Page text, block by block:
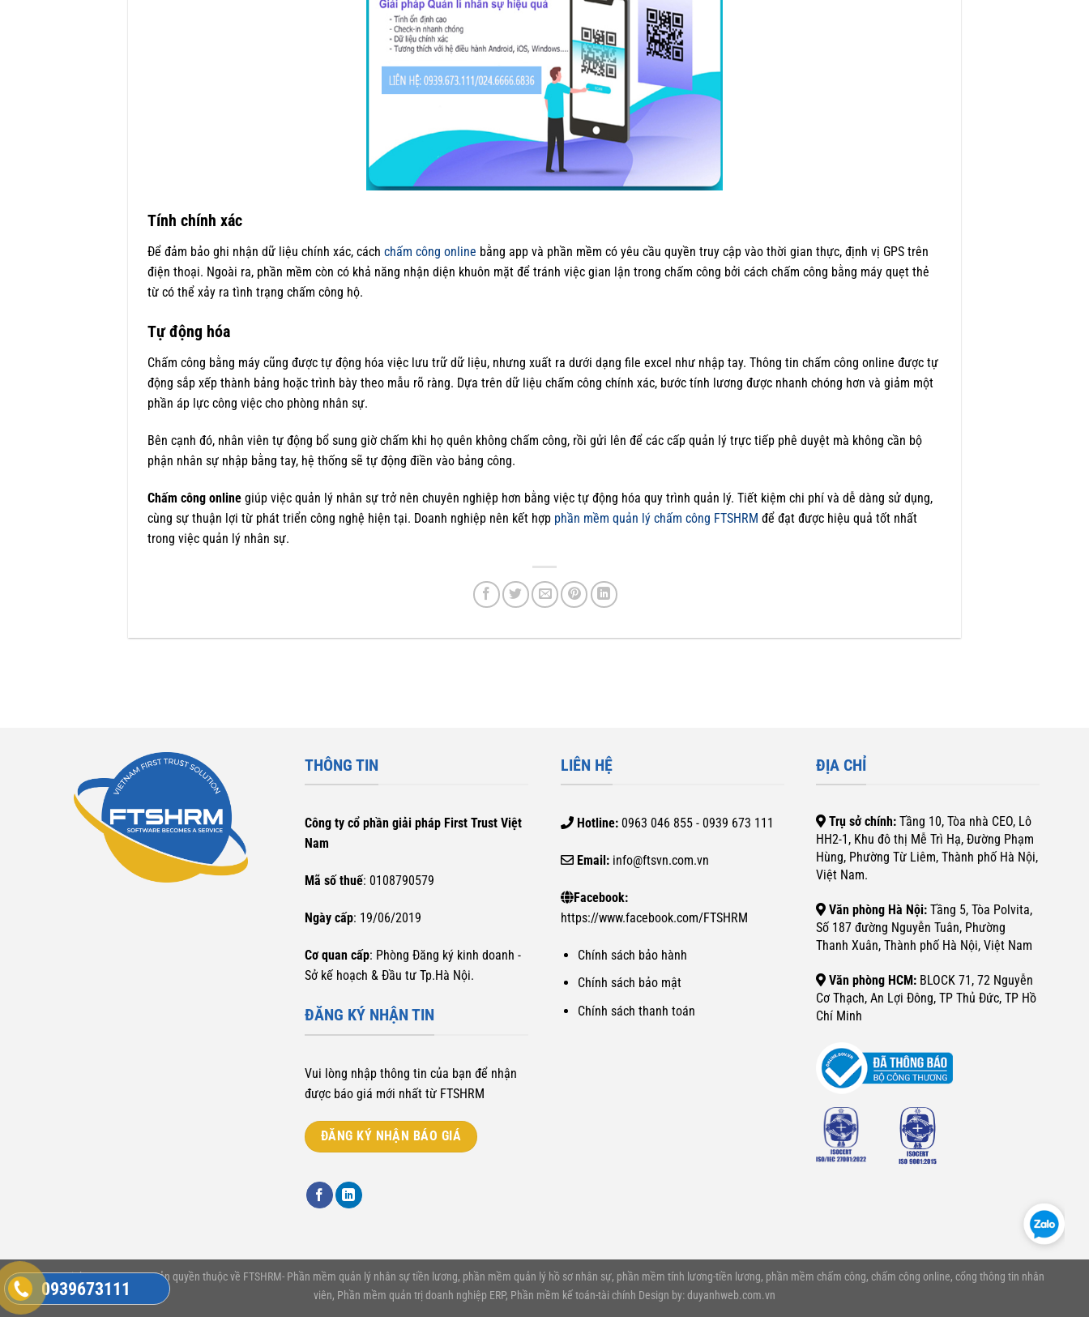
0939673111
Tính chính xác
Để đảm bảo ghi nhận dữ liệu chính xác, cách chấm công online bằng app và phần mềm có yêu cầu quyền truy cập vào thời gian thực, định vị GPS trên
điện thoại. Ngoài ra, phần mềm còn có khả năng nhận diện khuôn mặt để tránh việc gian lận trong chấm công bởi cách chấm công bằng máy quẹt thẻ
từ có thể xảy ra tình trạng chấm công hộ.
Tự động hóa
Chấm công bằng máy cũng được tự động hóa việc lưu trữ dữ liệu, nhưng xuất ra dưới dạng file excel như nhập tay. Thông tin chấm công online được tự
động sắp xếp thành bảng hoặc trình bày theo mẫu rõ ràng. Dựa trên dữ liệu chấm công chính xác, bước tính lương được nhanh chóng hơn và giảm một
phần áp lực công việc cho phòng nhân sự.
Bên cạnh đó, nhân viên tự động bổ sung giờ chấm khi họ quên không chấm công, rồi gửi lên để các cấp quản lý trực tiếp phê duyệt mà không cần bộ
phận nhân sự nhập bằng tay, hệ thống sẽ tự động điền vào bảng công.
Chấm công onlinegiúp việc quản lý nhân sự trở nên chuyên nghiệp hơn bằng việc tự động hóa quy trình quản lý. Tiết kiệm chi phí và dễ dàng sử dụng,
cùng sự thuận lợi từ phát triển công nghệ hiện tại. Doanh nghiệp nên kết hợp phần mềm quản lý chấm công FTSHRM để đạt được hiệu quả tốt nhất
trong việc quản lý nhân sự.
THÔNG TIN
Công ty cổ phần giải pháp First Trust Việt
Nam
Mã số thuế: 0108790579
Ngày cấp: 19/06/2019
Cơ quan cấp: Phòng Đăng ký kinh doanh -
Sở kế hoạch & Đầu tư Tp.Hà Nội.
ĐĂNG KÝ NHẬN TIN
Vui lòng nhập thông tin của bạn để nhận
được báo giá mới nhất từ FTSHRM
ĐĂNG KÝ NHẬN BÁO GIÁ
LIÊN HỆ
Hotline:0963 046 855 - 0939 673 111
Email: info@ftsvn.com.vn
Facebook:
https://www.facebook.com/FTSHRM
Chính sách bảo hành
Chính sách bảo mật
Chính sách thanh toán
ĐỊA CHỈ
Trụ sở chính:Tầng 10, Tòa nhà CEO, Lô
HH2-1, Khu đô thị Mễ Trì Hạ, Đường Phạm
Hùng, Phường Từ Liêm, Thành phố Hà Nội,
Việt Nam.
Văn phòng Hà Nội:Tầng 5, Tòa Polvita,
Số 187 đường Nguyễn Tuân, Phường
Thanh Xuân, Thành phố Hà Nội, Việt Nam
Văn phòng HCM: BLOCK 71, 72 Nguyễn
Cơ Thạch, An Lợi Đông, TP Thủ Đức, TP Hồ
Chí Minh
Copyright © 2012-2020 Bản quyền thuộc về FTSHRM- Phần mềm quản lý nhân sự tiền lương, phần mềm quản lý hồ sơ nhân sự, phần mềm tính lương-tiền lương, phần mềm chấm công, chấm công online, cổng thông tin nhân
viên, Phần mềm quản trị doanh nghiệp ERP, Phần mềm kế toán-tài chính Design by: duyanhweb.com.vn